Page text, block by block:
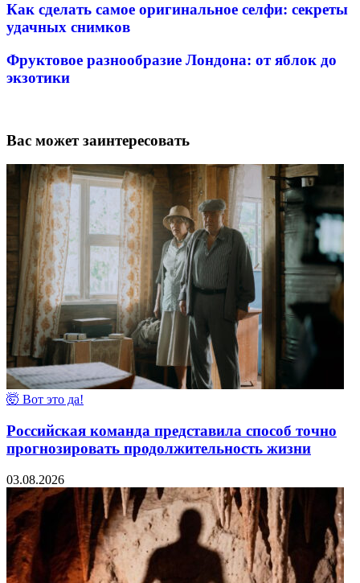
Как сделать самое оригинальное селфи: секреты
удачных снимков
Фруктовое разнообразие Лондона: от яблок до
экзотики
Вас может заинтересовать
🤯 Вот это да!
Российская команда представила способ точно
прогнозировать продолжительность жизни
03.08.2026